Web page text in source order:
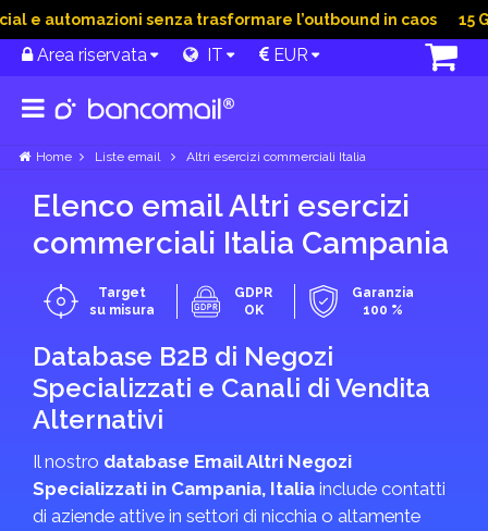
automazioni senza trasformare l’outbound in caos 15
Area riservata IT EUR
Home Liste email Altri esercizi commerciali Italia
Elenco email Altri esercizi
commerciali Italia Campania
Target
su misura
GDPR
OK
Garanzia
100 %
Database B2B di Negozi
Specializzati e Canali di Vendita
Alternativi
Il nostro database Email Altri Negozi
Specializzati in Campania, Italia include contatti
di aziende attive in settori di nicchia o altamente